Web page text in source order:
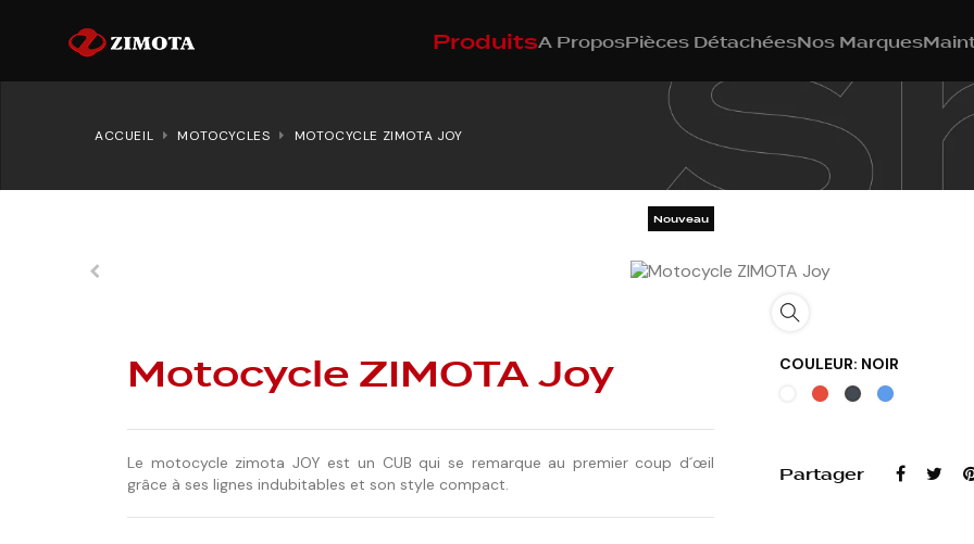
ProduitsA ProposPièces DétachéesNos Marques
ACCUEIL MOTOCYCLES MOTOCYCLE ZIMOTA JOY
Nouveau
Motocycle ZIMOTA Joy
Le motocycle zimota JOY est un CUB qui se remarque au premier coup d´œil
grâce à ses lignes indubitables et son style compact.
COULEUR: NOIR
BlancRougeNoir Bleu
Partager